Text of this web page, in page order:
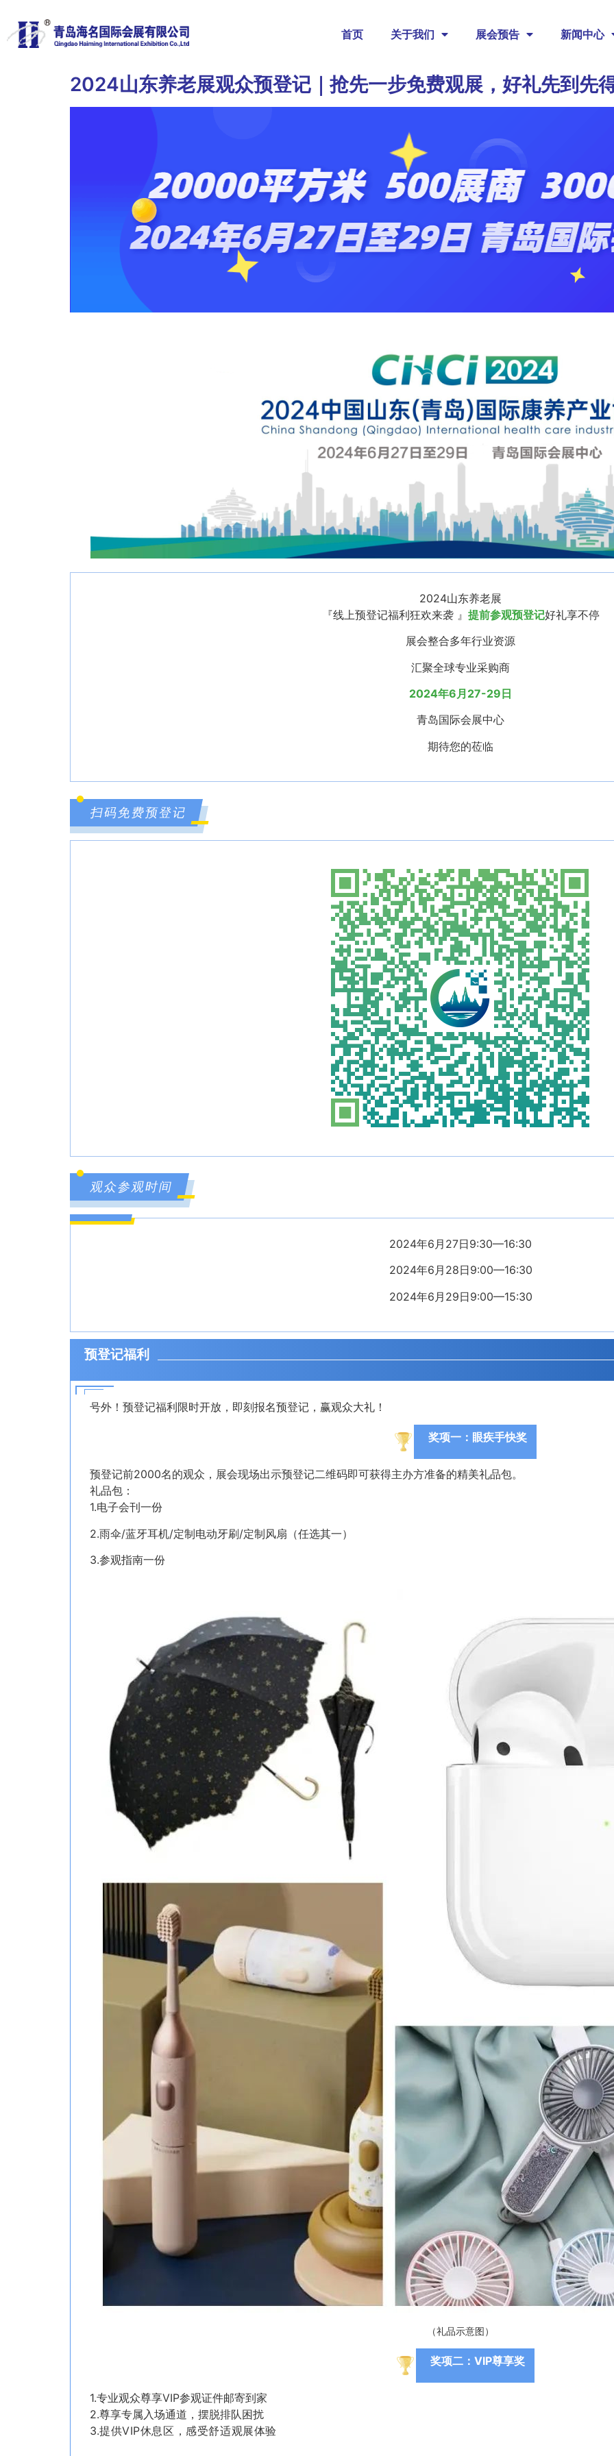
首页 关于我们 展会预告 新闻中心
2024山东养老展观众预登记｜抢先一步免费观展，好礼先到先
2024山东养老展
『线上预登记福利狂欢来袭 』 提前参观预登记好礼享不停
展会整合多年行业资源
汇聚全球专业采购商
2024年6月27-29日
青岛国际会展中心
期待您的莅临
扫码免费预登记
观众参观时间
2024年6月27日9:30—16:30
2024年6月28日9:00—16:30
2024年6月29日9:00—15:30
预登记福利
号外！预登记福利限时开放，即刻报名预登记，赢观众大礼！
奖项一：眼疾手快奖
预登记前2000名的观众，展会现场出示预登记二维码即可获得主办方准备的精美礼品包。
礼品包：
1.电子会刊一份
2.雨伞/蓝牙耳机/定制电动牙刷/定制风扇（任选其一）
3.参观指南一份
（礼品示意图）
奖项二：VIP尊享奖
1.专业观众尊享VIP参观证件邮寄到家
2.尊享专属入场通道，摆脱排队困扰
3.提供VIP休息区，感受舒适观展体验